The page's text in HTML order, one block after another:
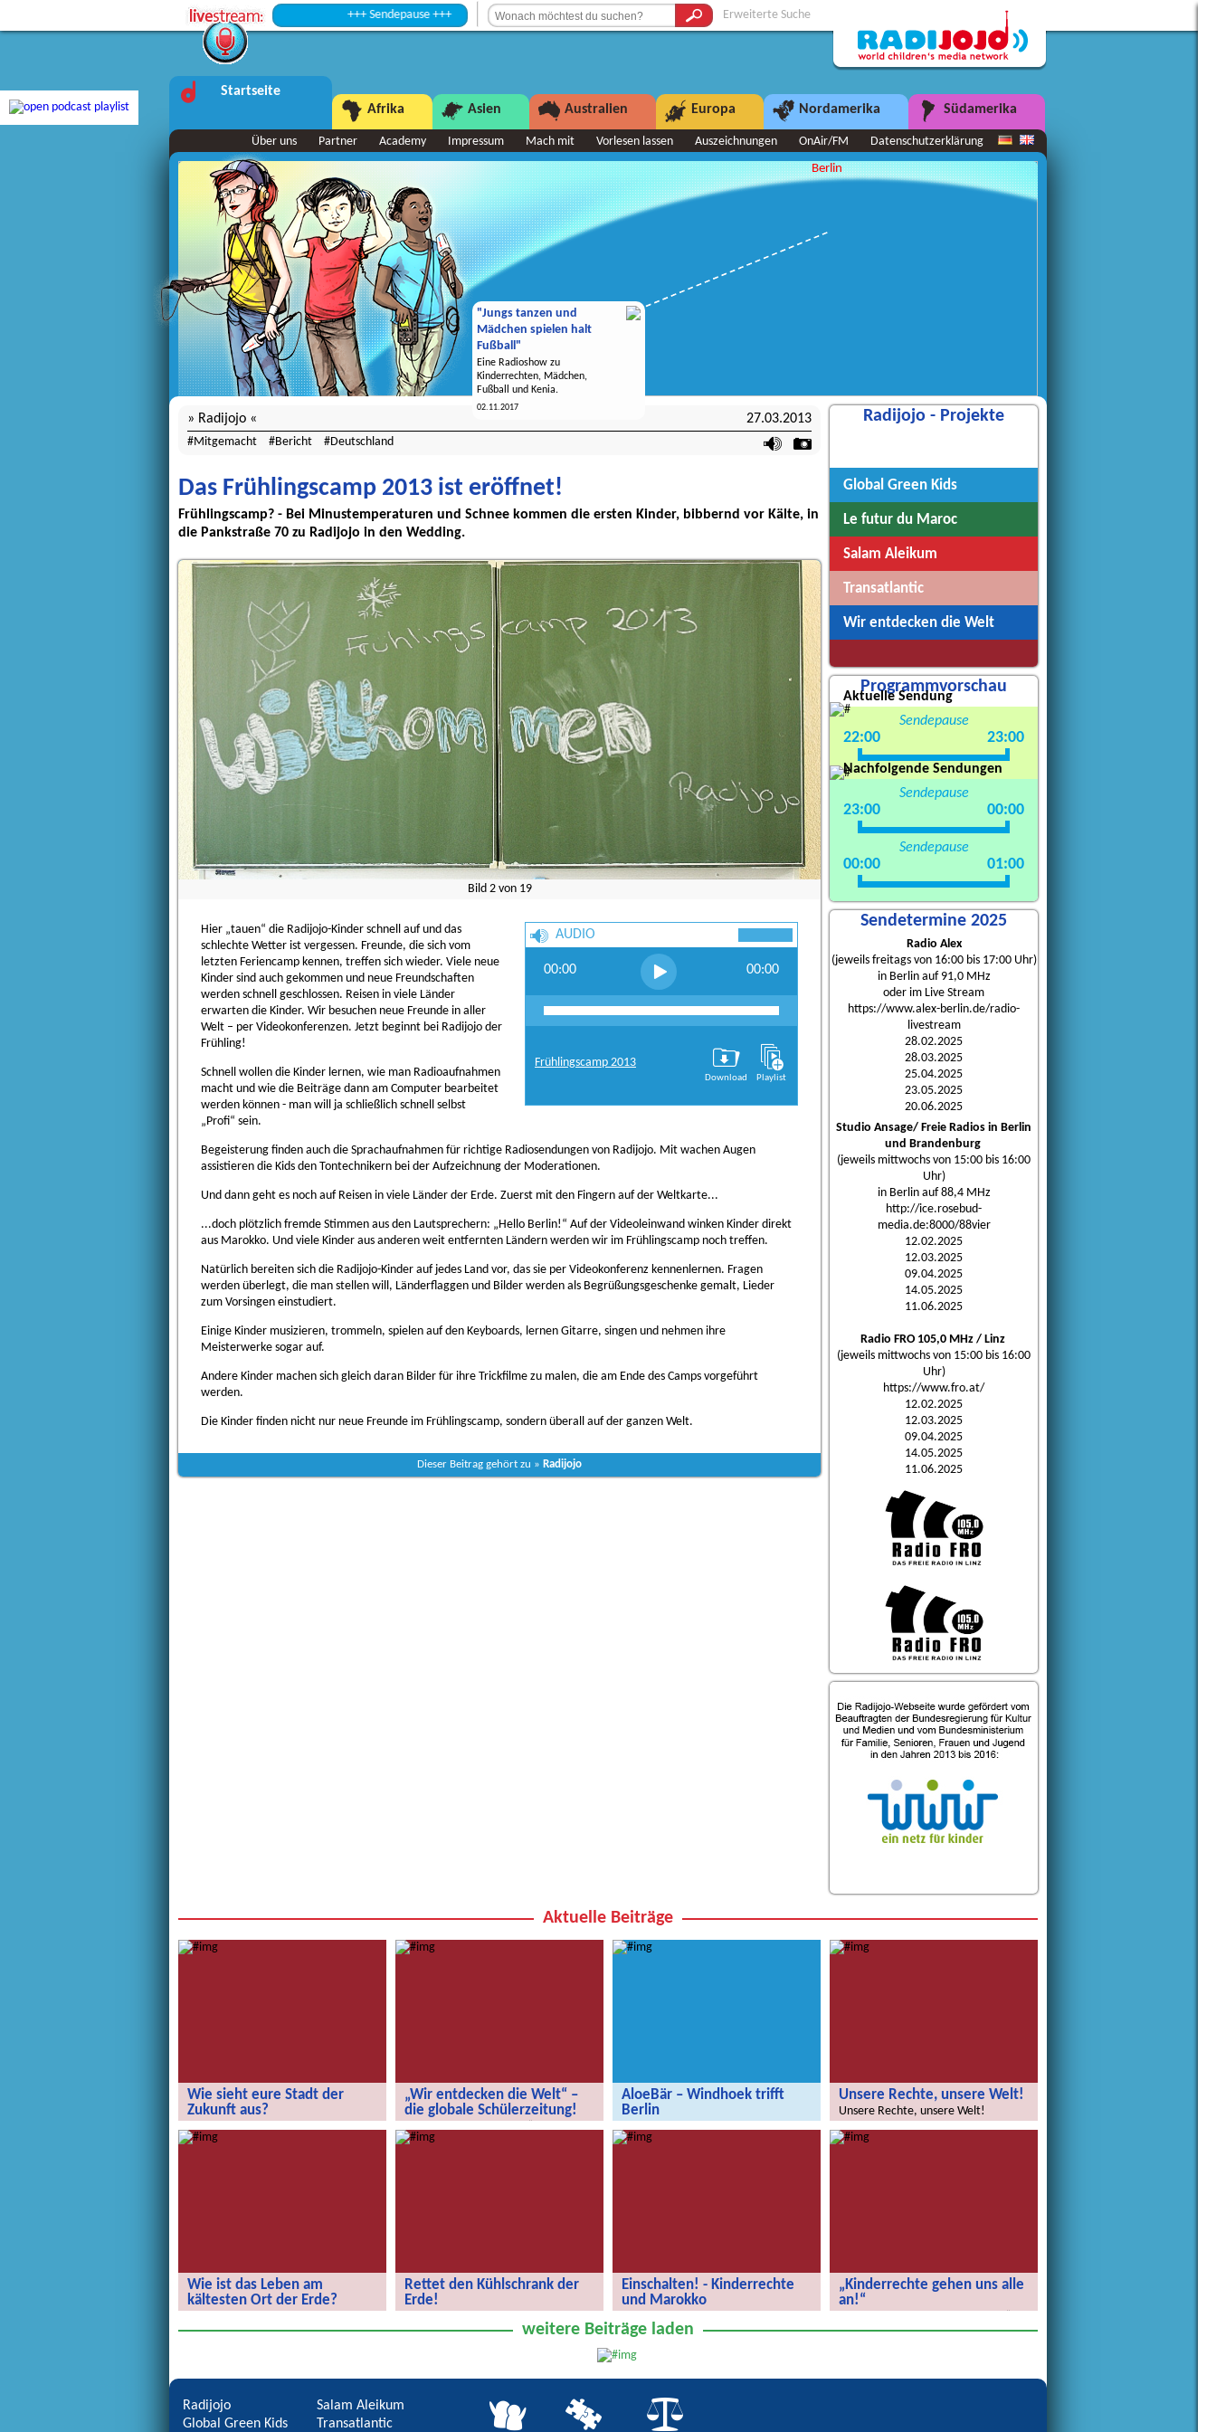
+++ Sendepause +++ Erweiterte Suche
Startseite
Afrika
Asien Australien Europa Nordamerika Südamerika
Über uns Partner Academy Impressum Mach mit Vorlesen lassen Auszeichnungen OnAir/FM Datenschutzerklärung
"Jungs tanzen und
Mädchen spielen halt
Fußball"
Eine Radioshow zu
Kinderrechten, Mädchen,
Fußball und Kenia.
02.11.2017
Berlin
Radijojo 27.03.2013
Mitgemacht Bericht Deutschland
Das Frühlingscamp 2013 ist eröffnet!
Frühlingscamp? - Bei Minustemperaturen und Schnee kommen die ersten Kinder, bibbernd vor Kälte, in
die Pankstraße 70 zu Radijojo in den Wedding.
Bild 2von 19
AUDIO
00:00 00:00
Frühlingscamp 2013
Playlist
Download
Hier „tauen“ die Radijojo-Kinder schnell auf und das
schlechte Wetter ist vergessen. Freunde, die sich vom
letzten Feriencamp kennen, treffen sich wieder. Viele neue
Kinder sind auch gekommen und neue Freundschaften
werden schnell geschlossen. Reisen in viele Länder
erwarten die Kinder. Wir besuchen neue Freunde in aller
Welt – per Videokonferenzen. Jetzt beginnt bei Radijojo der
Frühling!
Schnell wollen die Kinder lernen, wie man Radioaufnahmen
macht und wie die Beiträge dann am Computer bearbeitet
werden können - man will ja schließlich schnell selbst
„Profi“ sein.
Begeisterung finden auch die Sprachaufnahmen für richtige Radiosendungen von Radijojo. Mit wachen Augen
assistieren die Kids den Tontechnikern bei der Aufzeichnung der Moderationen.
Und dann geht es noch auf Reisen in viele Länder der Erde. Zuerst mit den Fingern auf der Weltkarte...
...doch plötzlich fremde Stimmen aus den Lautsprechern: „Hello Berlin!“ Auf der Videoleinwand winken Kinder direkt
aus Marokko. Und viele Kinder aus anderen weit entfernten Ländern werden wir im Frühlingscamp noch treffen.
Natürlich bereiten sich die Radijojo-Kinder auf jedes Land vor, das sie per Videokonferenz kennenlernen. Fragen
werden überlegt, die man stellen will, Länderflaggen und Bilder werden als Begrüßungsgeschenke gemalt, Lieder
zum Vorsingen einstudiert.
Einige Kinder musizieren, trommeln, spielen auf den Keyboards, lernen Gitarre, singen und nehmen ihre
Meisterwerke sogar auf.
Andere Kinder machen sich gleich daran Bilder für ihre Trickfilme zu malen, die am Ende des Camps vorgeführt
werden.
Die Kinder finden nicht nur neue Freunde im Frühlingscamp, sondern überall auf der ganzen Welt.
Dieser Beitrag gehört zu » Radijojo
Radijojo - Projekte
Global Green Kids
Le futur du Maroc
Salam Aleikum
Transatlantic
Wir entdecken die Welt
Programmvorschau
Aktuelle Sendung
Sendepause
22:00 23:00
Nachfolgende Sendungen
Sendepause
23:00 00:00
Sendepause
00:00 01:00
Sendetermine 2025
Radio Alex
(jeweils freitags von 16:00 bis 17:00 Uhr)
in Berlin auf 91,0 MHz
oder im Live Stream
https://www.alex-berlin.de/radio-
livestream
28.02.2025
28.03.2025
25.04.2025
23.05.2025
20.06.2025
Studio Ansage/ Freie Radios in Berlin
und Brandenburg
(jeweils mittwochs von 15:00 bis 16:00
Uhr)
in Berlin auf 88,4 MHz
http://ice.rosebud-
media.de:8000/88vier
12.02.2025
12.03.2025
09.04.2025
14.05.2025
11.06.2025
Radio FRO 105,0 MHz / Linz
(jeweils mittwochs von 15:00 bis 16:00
Uhr)
https://www.fro.at/
12.02.2025
12.03.2025
09.04.2025
14.05.2025
11.06.2025
Aktuelle Beiträge
Wie sieht eure Stadt der
Zukunft aus?
„Wir entdecken die Welt“ –
die globale Schülerzeitung!
globale Schülerzeitung!
AloeBär – Windhoek trifft
Berlin
Unsere Rechte, unsere Welt!
Unsere Rechte, unsere Welt!
Wie ist das Leben am
kältesten Ort der Erde?
der Erde?
Rettet den Kühlschrank der
Erde!
Einschalten! - Kinderrechte
und Marokko
„Kinderrechte gehen uns alle
an!“
weitere Beiträge laden
Radijojo
Global Green Kids
Salam Aleikum
Transatlantic